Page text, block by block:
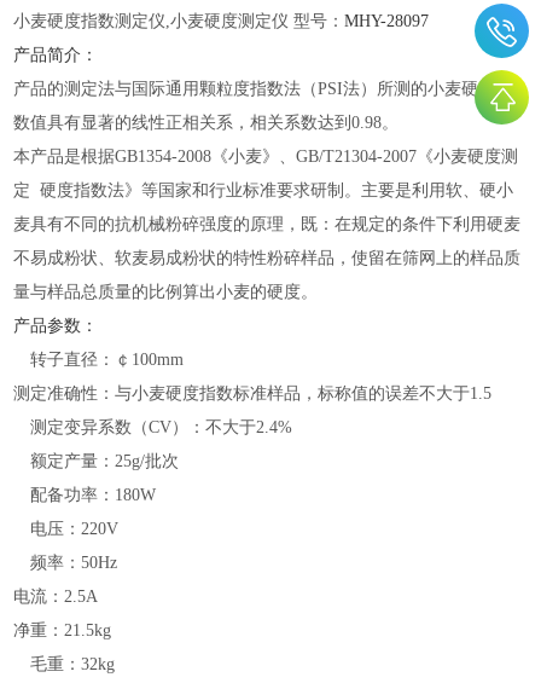
小麦硬度指数测定仪,小麦硬度测定仪 型号：MHY-28097
产品简介：
产品的测定法与国际通用颗粒度指数法（PSI法）所测的小麦硬度指
数值具有显著的线性正相关系，相关系数达到0.98。
本产品是根据GB1354-2008《小麦》、GB/T21304-2007《小麦硬度测
定 硬度指数法》等国家和行业标准要求研制。主要是利用软、硬小
麦具有不同的抗机械粉碎强度的原理，既：在规定的条件下利用硬麦
不易成粉状、软麦易成粉状的特性粉碎样品，使留在筛网上的样品质
量与样品总质量的比例算出小麦的硬度。
产品参数：
转子直径：￠ 100mm
测定准确性：与小麦硬度指数标准样品，标称值的误差不大于1.5
测定变异系数（CV）：不大于2.4%
额定产量：25g/批次
配备功率： 180W
电压：220V
频率：50Hz
电流：2.5A
净重：21.5kg
毛重：32kg